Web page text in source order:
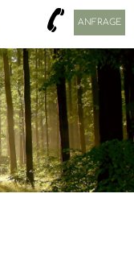
ANFRAGE